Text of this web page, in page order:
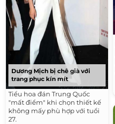
Dương Mịch bị chê già với
trang phục kín mít
Tiểu hoa đán Trung Quốc
"mất điểm" khi chọn thiết kế
không mấy phù hợp với tuổi
27.